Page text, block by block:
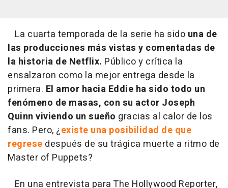
La cuarta temporada de la serie ha sido una de
las producciones más vistas y comentadas de
la historia de Netflix. Público y crítica la
ensalzaron como la mejor entrega desde la
primera. El amor hacia Eddie ha sido todo un
fenómeno de masas, con su actor Joseph
Quinn viviendo un sueño gracias al calor de los
fans. Pero, ¿existe una posibilidad de que
regrese después de su trágica muerte a ritmo de
Master of Puppets?
En una entrevista para The Hollywood Reporter,